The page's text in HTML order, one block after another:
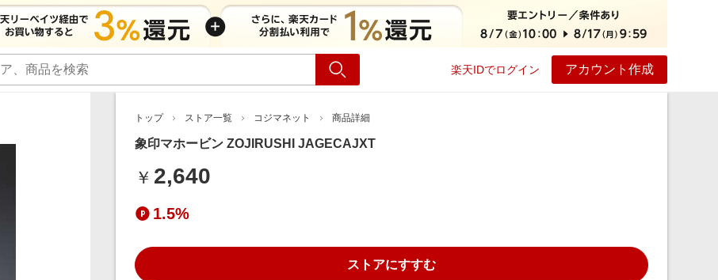
楽天IDでログイン アカウント作成
トップ ストア一覧 コジマネット 商品詳細
象印マホービン ZOJIRUSHI JAGECAJXT
￥ 2,640
1.5%
ストアにすすむ